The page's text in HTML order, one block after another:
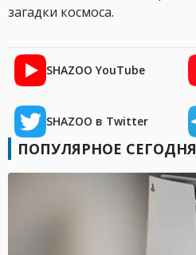
загадки космоса.
SHAZOO YouTube
SHAZOO в Twitter
ПОПУЛЯРНОЕ СЕГОДНЯ